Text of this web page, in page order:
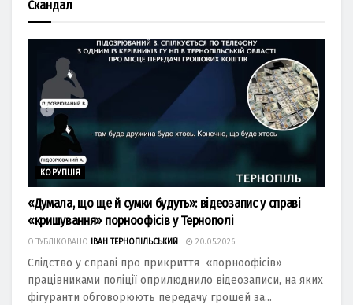
Скандал
КОРУПЦІЯ
«Думала, що ще й сумки будуть»: відеозапис у справі
«кришування» порноофісів у Тернополі
ОПУБЛІКОВАНО ІВАН ТЕРНОПІЛЬСЬКИЙ 20.05.2026
Слідство у справі про прикриття «порноофісів»
працівниками поліції оприлюднило відеозаписи, на яких
фігуранти обговорюють передачу грошей за...